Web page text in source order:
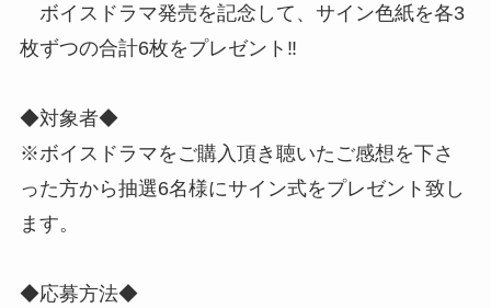
ボイスドラマ発売を記念して、サイン色紙を各3
枚ずつの合計6枚をプレゼント‼
◆対象者◆
※ボイスドラマをご購入頂き聴いたご感想を下さ
った方から抽選6名様にサイン式をプレゼント致し
ます。
◆応募方法◆